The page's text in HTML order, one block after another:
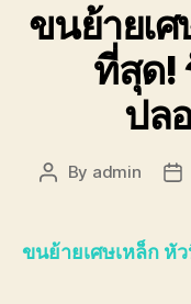
ขนย้ายเ
ที่สุด!
ปล
Post
By admin
ขนย้ายเศษเหล็ก หั